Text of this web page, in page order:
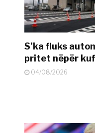
S’ka fluks
pritet nëpër
04/08/2026